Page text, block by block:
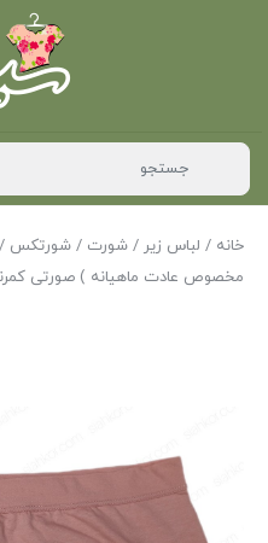
خانه / لباس زیر / شورت / شورتکس
مخصوص عادت ماهیانه ) صورتی